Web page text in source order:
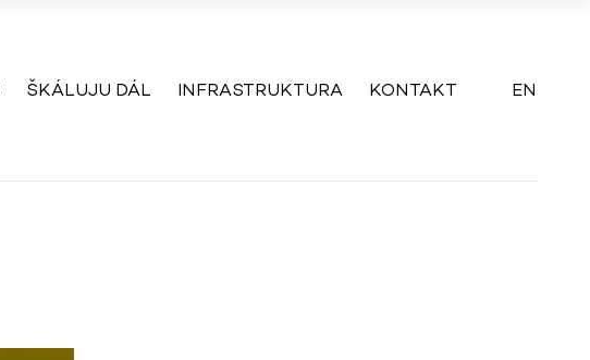
EN
ŠKÁLUJU DÁL INFRASTRUKTURA KONTAKT